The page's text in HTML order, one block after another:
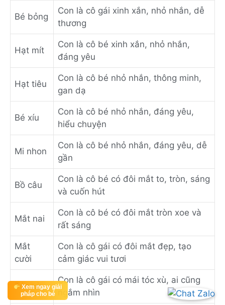
Bé bỏng
Con là cô gái xinh xắn, nhỏ nhắn, dễ
thương
Hạt mít
Con là cô bé xinh xắn, nhỏ nhắn,
đáng yêu
Hạt tiêu
Con là cô bé nhỏ nhắn, thông minh,
gan dạ
Bé xíu
Con là cô bé nhỏ nhắn, đáng yêu,
hiểu chuyện
Mi nhon
Con là cô bé nhỏ nhắn, đáng yêu, dễ
gần
Bồ câu
Con là cô bé có đôi mắt to, tròn, sáng
và cuốn hút
Mắt nai
Con là cô bé có đôi mắt tròn xoe và
rất sáng
Mắt
cười
Con là cô gái có đôi mắt đẹp, tạo
cảm giác vui tươi
Tóc xù
Con là cô gái có mái tóc xù, ai cũng
ngắm nhìn
Xem ngay giải
pháp cho bé